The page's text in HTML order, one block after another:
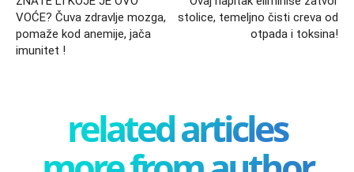
VOĆE? Čuva zdravlje mozga,
pomaže kod anemije, jača
imunitet !
stolice, temeljno čisti creva od
otpada i toksina!
related articles